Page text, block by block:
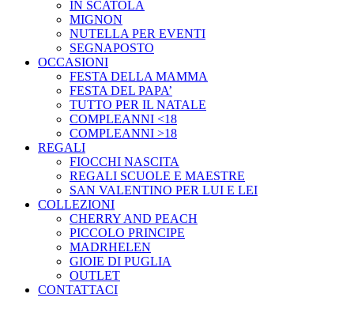
IN SCATOLA
MIGNON
NUTELLA PER EVENTI
SEGNAPOSTO
OCCASIONI
FESTA DELLA MAMMA
FESTA DEL PAPA’
TUTTO PER IL NATALE
COMPLEANNI <18
COMPLEANNI >18
REGALI
FIOCCHI NASCITA
REGALI SCUOLE E MAESTRE
SAN VALENTINO PER LUI E LEI
COLLEZIONI
CHERRY AND PEACH
PICCOLO PRINCIPE
MADRHELEN
GIOIE DI PUGLIA
OUTLET
CONTATTACI